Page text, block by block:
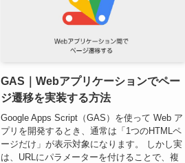
GAS｜Webアプリケーションでペー
ジ遷移を実装する方法
Google Apps Script（GAS）を使って Web ア
プリを開発するとき、通常は「1つのHTMLペ
ージだけ」が表示対象になります。 しかし実
は、URLにパラメーターを付けることで、複